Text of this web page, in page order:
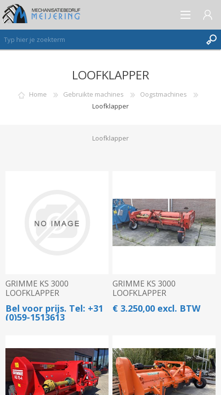
AANMELDEN ALS NIEUWE KLANT
INLOGGEN
LOOFKLAPPER
Home Gebruikte machines
Oogstmachines
Loofklapper
Loofklapper
GRIMME KS 3000
LOOFKLAPPER
Bel voor prijs. Tel: +31
(0)59-1513613
GRIMME KS 3000
LOOFKLAPPER
€ 3.250,00 excl. BTW